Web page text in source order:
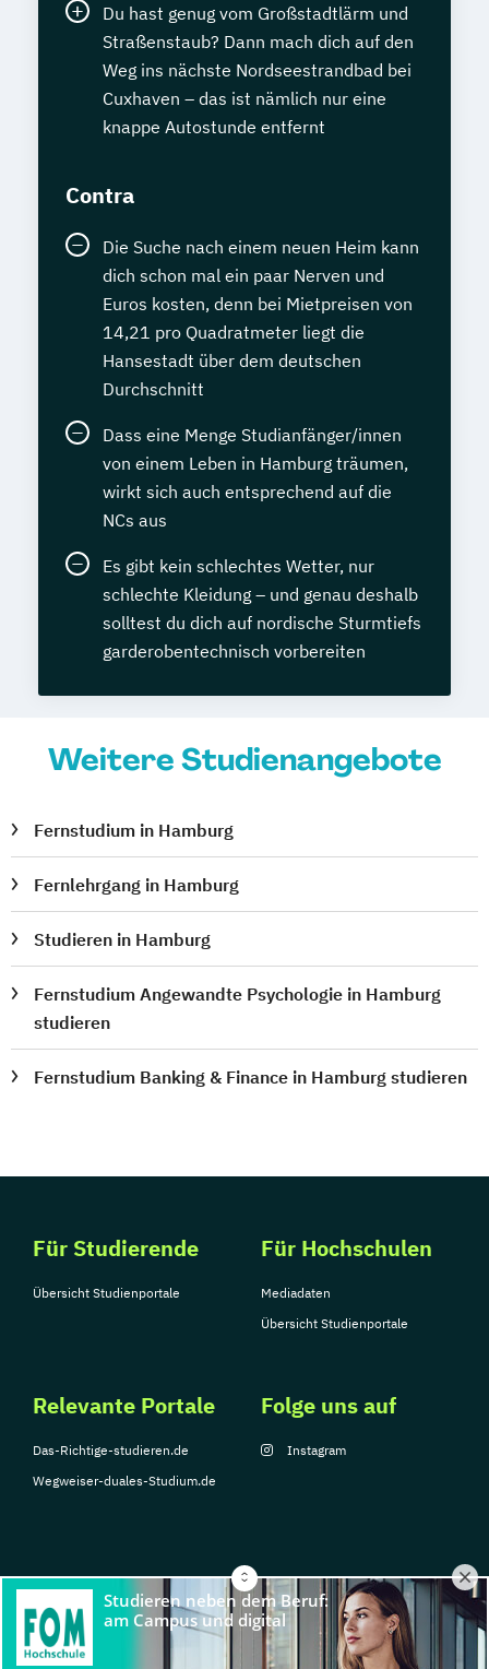
Du hast genug vom Großstadtlärm und
Straßenstaub? Dann mach dich auf den
Weg ins nächste Nordseestrandbad bei
Cuxhaven – das ist nämlich nur eine
knappe Autostunde entfernt
Contra
Die Suche nach einem neuen Heim kann
dich schon mal ein paar Nerven und
Euros kosten, denn bei Mietpreisen von
14,21 pro Quadratmeter liegt die
Hansestadt über dem deutschen
Durchschnitt
Dass eine Menge Studianfänger/innen
von einem Leben in Hamburg träumen,
wirkt sich auch entsprechend auf die
NCs aus
Es gibt kein schlechtes Wetter, nur
schlechte Kleidung – und genau deshalb
solltest du dich auf nordische Sturmtiefs
garderobentechnisch vorbereiten
Weitere Studienangebote
Fernstudium in Hamburg
Fernlehrgang in Hamburg
Studieren in Hamburg
Fernstudium Angewandte Psychologie in Hamburg
studieren
Fernstudium Banking & Finance in Hamburg studieren
Für Studierende
Übersicht Studienportale
Für Hochschulen
Mediadaten
Übersicht Studienportale
Relevante Portale
Das-Richtige-studieren.de
Wegweiser-duales-Studium.de
Folge uns auf
Instagram
© Copyright 2026, TarGroup Media GmbH
Impressum
Datenschutzerklärung Nutzungsbedingungen